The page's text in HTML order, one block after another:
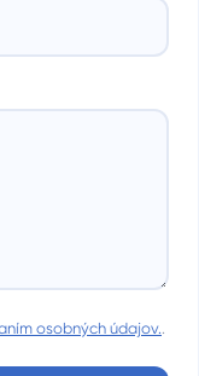
osobných údajov..